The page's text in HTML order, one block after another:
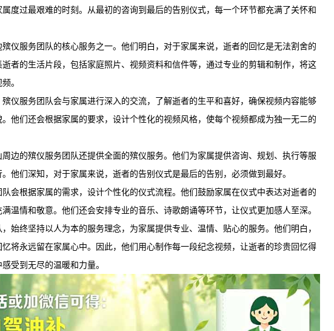
度过最艰难的时刻。从最初的咨询到最后的告别仪式，每一个环节都充满了关怀和
仪服务团队的核心服务之一。他们明白，对于家属来说，逝者的回忆是无法割舍的
者的生活片段，包括家庭照片、视频资料和信件等，通过专业的剪辑和制作，将这
。
仪服务团队会与家属进行深入的交流，了解逝者的生平和喜好，确保视频内容能够
他们还会根据家属的要求，设计个性化的视频风格，使每个视频都成为独一无二的
边的殡仪服务团队还提供全面的殡仪服务。他们为家属提供咨询、规划、执行等服
他们深知，对于家属来说，逝者的告别仪式是最后的告别，必须做到最好。
会根据家属的需求，设计个性化的仪式流程。他们鼓励家属在仪式中表达对逝者的
温情和敬意。他们还会安排专业的音乐、诗歌朗诵等环节，让仪式更加感人至深。
始终坚持以人为本的服务理念，为家属提供专业、温情、贴心的服务。他们明白，
将永远留在家属心中。因此，他们用心制作每一段纪念视频，让逝者的珍贵回忆得
受到无尽的温暖和力量。